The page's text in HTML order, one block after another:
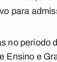
para
no período
Ensino e